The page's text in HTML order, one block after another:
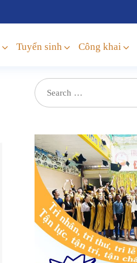
Tuyển sinh Công khai